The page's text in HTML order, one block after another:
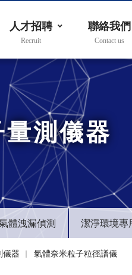
人才招聘 聯絡我們
測儀器
儀器 氣體奈米粒子粒徑譜儀
體洩漏偵測 潔淨環境專